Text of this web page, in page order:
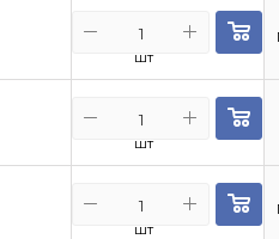
шт
шт
шт